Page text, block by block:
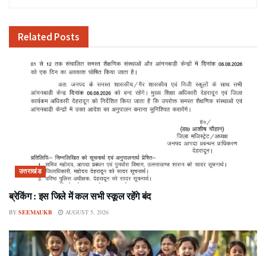
Related Posts
उत्तराखंड
ब्रेकिंग : इस जिले में कल सभी स्कूल रहेंगे बंद
BY SEEMAUKB AUGUST 5, 2026